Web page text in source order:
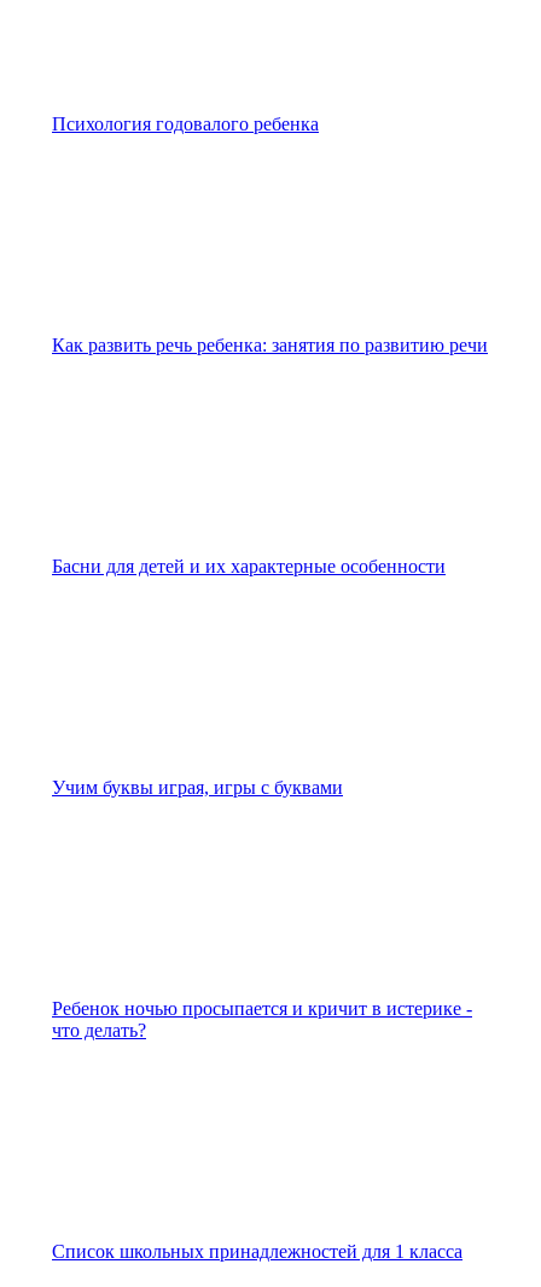
Психология годовалого ребенка
Как развить речь ребенка: занятия по развитию речи
Басни для детей и их характерные особенности
Учим буквы играя, игры с буквами
Ребенок ночью просыпается и кричит в истерике -
что делать?
Список школьных принадлежностей для 1 класса